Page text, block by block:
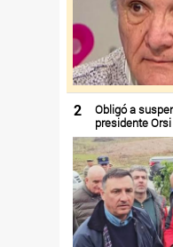
2
Obligó a
presidente